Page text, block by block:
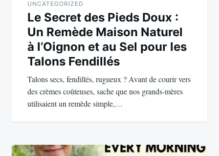
UNCATEGORIZED
Le Secret des Pieds Doux :
Un Remède Maison Naturel
à l’Oignon et au Sel pour les
Talons Fendillés
Talons secs, fendillés, rugueux ? Avant de courir vers
des crèmes coûteuses, sache que nos grands-mères
utilisaient un remède simple,…